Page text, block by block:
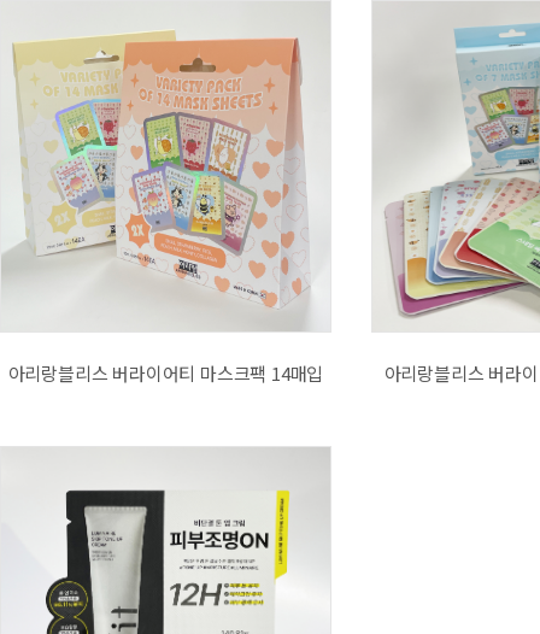
아리랑블리스 버라이어티 마스크팩 14매입 아리랑블리스 버라